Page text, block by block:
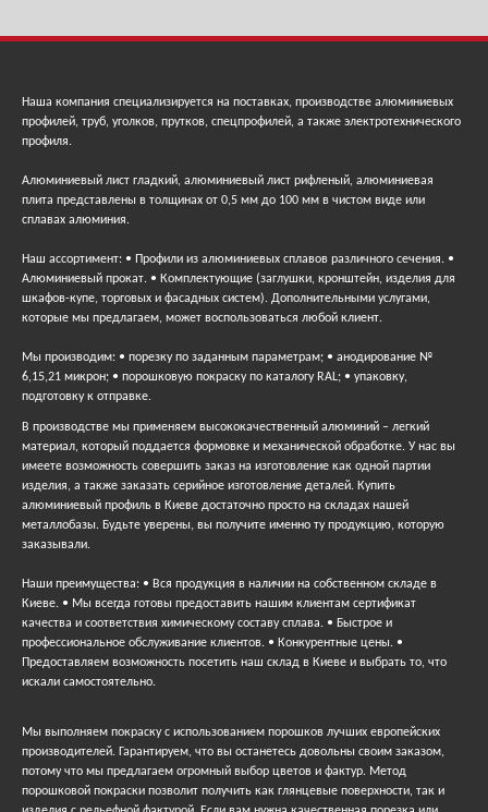
Наша компания специализируется на поставках, производстве алюминиевых
профилей, труб, уголков, прутков, спецпрофилей, а также электротехнического
профиля.
Алюминиевый лист гладкий, алюминиевый лист рифленый, алюминиевая
плита представлены в толщинах от 0,5 мм до 100 мм в чистом виде или
сплавах алюминия.
Наш ассортимент: • Профили из алюминиевых сплавов различного сечения. •
Алюминиевый прокат. • Комплектующие (заглушки, кронштейн, изделия для
шкафов-купе, торговых и фасадных систем). Дополнительными услугами,
которые мы предлагаем, может воспользоваться любой клиент.
Мы производим: • порезку по заданным параметрам; • анодирование №
6,15,21 микрон; • порошковую покраску по каталогу RAL; • упаковку,
подготовку к отправке.
В производстве мы применяем высококачественный алюминий – легкий
материал, который поддается формовке и механической обработке. У нас вы
имеете возможность совершить заказ на изготовление как одной партии
изделия, а также заказать серийное изготовление деталей. Купить
алюминиевый профиль в Киеве достаточно просто на складах нашей
металлобазы. Будьте уверены, вы получите именно ту продукцию, которую
заказывали.
Наши преимущества: • Вся продукция в наличии на собственном складе в
Киеве. • Мы всегда готовы предоставить нашим клиентам сертификат
качества и соответствия химическому составу сплава. • Быстрое и
профессиональное обслуживание клиентов. • Конкурентные цены. •
Предоставляем возможность посетить наш склад в Киеве и выбрать то, что
искали самостоятельно.
Мы выполняем покраску с использованием порошков лучших европейских
производителей. Гарантируем, что вы останетесь довольны своим заказом,
потому что мы предлагаем огромный выбор цветов и фактур. Метод
порошковой покраски позволит получить как глянцевые поверхности, так и